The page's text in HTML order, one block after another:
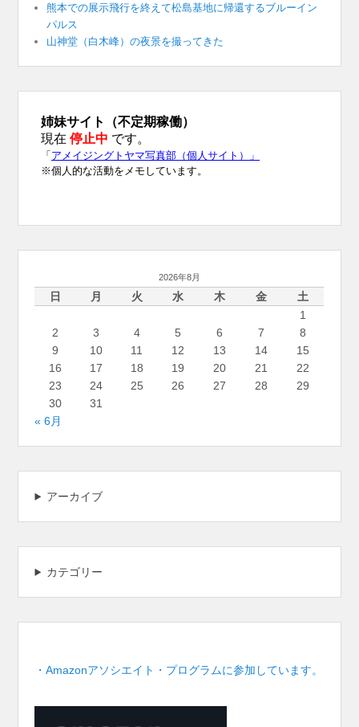
熊本での展示飛行を終えて松島基地に帰還するブルーイン
パルス
山神堂（白木峰）の夜景を撮ってきた
2026年8月
日 月 火 水 木 金
土
1
2
3 4 5 6 7
8
9
10 11 12 13 14
15
16
17 18 19 20 21
22
23
24 25 26 27 28
29
30
31
« 6月
アーカイブ
カテゴリー
・Amazonアソシエイト・プログラムに参加しています。